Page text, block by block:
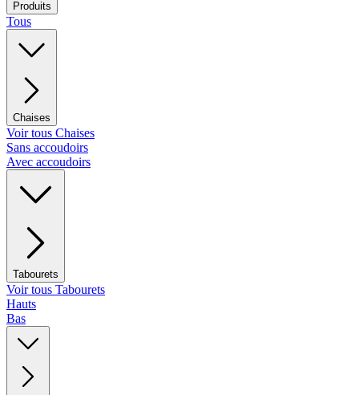
Produits
Tous
Chaises
Voir tous Chaises
Sans accoudoirs
Avec accoudoirs
Tabourets
Voir tous Tabourets
Hauts
Bas